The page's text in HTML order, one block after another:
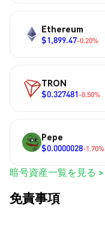
Ethereum
$1,899.47-0.20%
TRON
$0.327481-0.50%
Pepe
$0.0000028-1.70%
暗号資産一覧を見る >
免責事項